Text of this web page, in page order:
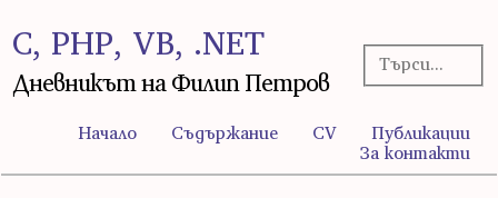
C, PHP, VB, .NET
Дневникът на Филип Петров
Начало Съдържание CV
Публикации
За контакти